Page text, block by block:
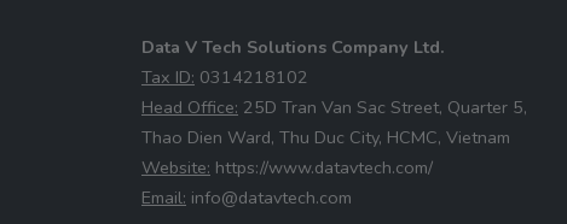
Data V Tech Solutions Company Ltd.
⁠Tax ID: 0314218102
⁠Head Office: 25D Tran Van Sac Street, Quarter 5,
Thao Dien Ward, Thu Duc City, HCMC, Vietnam
⁠Website: https://www.datavtech.com/
⁠Email: info@datavtech.com